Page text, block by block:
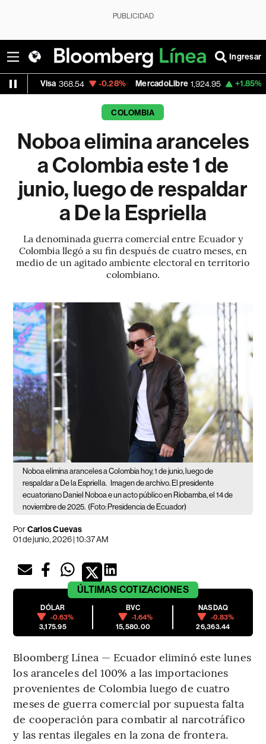
PUBLICIDAD
Ingresar
-0.28% MercadoLibre 1,924.95 +1.85% Banco de
COLOMBIA
Noboa elimina aranceles
a Colombia este 1 de
junio, luego de respaldar
a De la Espriella
La denominada guerra comercial entre Ecuador y
Colombia llegó a su fin después de cuatro meses, en
medio de un agitado ambiente electoral en territorio
colombiano.
Noboa elimina aranceles a Colombia hoy, 1 de junio, luego de
respaldar a De la Espriella. Imagen de archivo. El presidente
ecuatoriano Daniel Noboa e un acto público en Riobamba, el 14 de
noviembre de 2025. (Foto: Presidencia de Ecuador)
PorCarlos Cuevas
01 de junio, 2026 | 10:37 AM
ÚLTIMAS COTIZACIONES
DÓLAR
-0.63%
3,175.95
BVC
-1.64%
15,580.00
NASDAQ
-0.83%
26,363.44
Bloomberg Línea — Ecuador eliminó este lunes
los aranceles del 100% a las importaciones
provenientes de Colombia luego de cuatro
meses de guerra comercial por supuesta falta
de cooperación para combatir al narcotráfico
y las rentas ilegales en la zona de frontera.